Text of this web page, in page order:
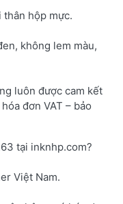
hộp mực.
không lem màu,
luôn được cam kết
đơn VAT – bảo
tại inknhp.com?
Việt Nam.